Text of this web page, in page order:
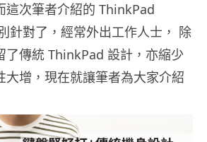
這次筆者介紹的 ThinkPad
針對了，經常外出工作人士， 除
了傳統 ThinkPad 設計，亦縮少
大增，現在就讓筆者為大家介紹